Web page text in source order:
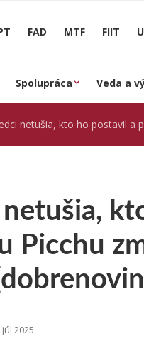
FAD MTF FIIT
Spolupráca Veda a
netušia, kto ho postavil a prečo. Slovenské Machu Picchu zmiatlo aj odborníkov, máme ho
Picchu
júl 2025